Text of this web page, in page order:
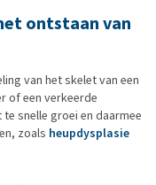
ontstaan van
van het skelet van een
of een verkeerde
snelle groei en daarmee
zoals heupdysplasie